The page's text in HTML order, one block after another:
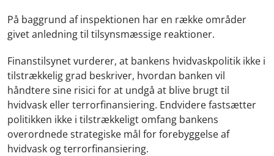
På baggrund af inspektionen har en række områder
givet anledning til tilsynsmæssige reaktioner.
Finanstilsynet vurderer, at bankens hvidvaskpolitik ikke i
tilstrækkelig grad beskriver, hvordan banken vil
håndtere sine risici for at undgå at blive brugt til
hvidvask eller terrorfinansiering. Endvidere fastsætter
politikken ikke i tilstrækkeligt omfang bankens
overordnede strategiske mål for forebyggelse af
hvidvask og terrorfinansiering.